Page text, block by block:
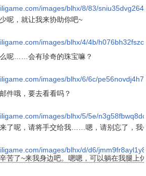
images/blhx/8/83/
呢，就让我来协助你吧~
images/blhx/4/4b/
呢……会有珍奇的珠宝嘛？
images/blhx/6/6c/
件哦，要去看看吗？
images/blhx/5/5e/
了呢，请将手交给我……嗯，请别忘了，我
images/blhx/d/d6/
苦了~来我身边吧。嗯嗯，可以躺在我腿上